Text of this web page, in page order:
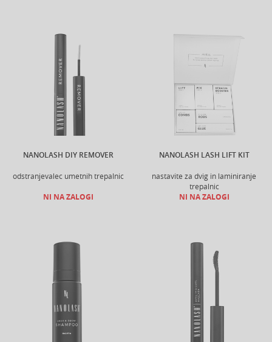
NANOLASH DIY REMOVER
odstranjevalec umetnih trepalnic
NI NA ZALOGI
NANOLASH LASH LIFT KIT
nastavite za dvig in laminiranje
trepalnic
NI NA ZALOGI